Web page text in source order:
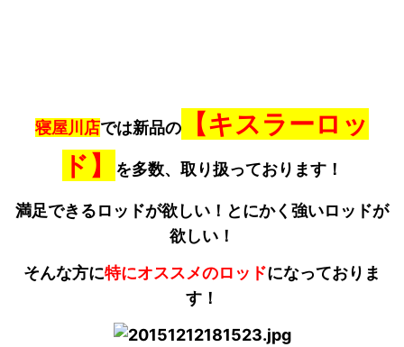
寝屋川店では新品の
【キスラーロッ
ド】
を多数、取り扱っております！
満足できるロッドが欲しい！とにかく強いロッドが
欲しい！
そんな方に特にオススメのロッドになっておりま
す！